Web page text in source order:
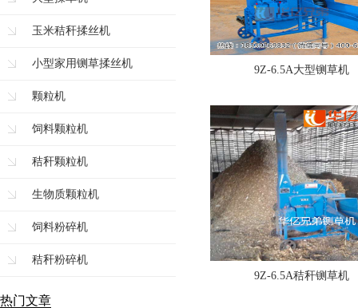
9Z-6.5A大型铡草机
9Z-6.5A秸秆铡草机
玉米秸秆揉丝机
小型家用铡草揉丝机
颗粒机
饲料颗粒机
秸秆颗粒机
生物质颗粒机
饲料粉碎机
秸秆粉碎机
热门文章